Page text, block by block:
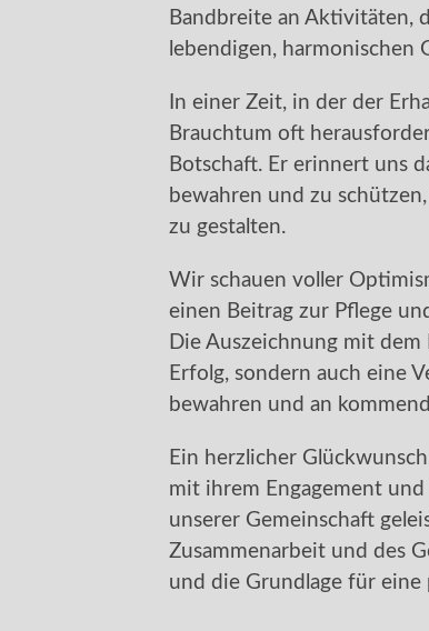
Bandbreite an Aktivitäten,
lebendigen, harmonischen
In einer Zeit, in der der
Brauchtum oft
Botschaft. Er erinnert uns
bewahren und zu
zu gestalten.
Wir schauen voller
einen Beitrag zur Pflege
Die Auszeichnung mit
Erfolg, sondern auch eine
bewahren und an
Ein herzlicher
mit ihrem Engagement
unserer Gemeinschaft
Zusammenarbeit und des
und die Grundlage für